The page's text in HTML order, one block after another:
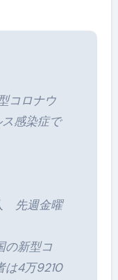
コロナウ
感染症で
先週金曜
の新型コ
は4万9210